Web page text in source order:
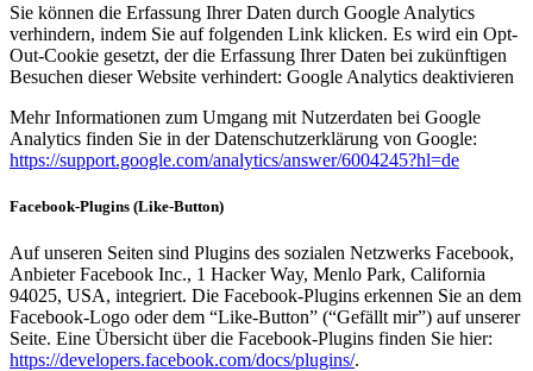
Sie können die Erfassung Ihrer Daten durch Google Analytics
verhindern, indem Sie auf folgenden Link klicken. Es wird ein Opt-
Out-Cookie gesetzt, der die Erfassung Ihrer Daten bei zukünftigen
Besuchen dieser Website verhindert: Google Analytics deaktivieren
Mehr Informationen zum Umgang mit Nutzerdaten bei Google
Analytics finden Sie in der Datenschutzerklärung von Google:
https://support.google.com/analytics/answer/6004245?hl=de
Facebook-Plugins (Like-Button)
Auf unseren Seiten sind Plugins des sozialen Netzwerks Facebook,
Anbieter Facebook Inc., 1 Hacker Way, Menlo Park, California
94025, USA, integriert. Die Facebook-Plugins erkennen Sie an dem
Facebook-Logo oder dem “Like-Button” (“Gefällt mir”) auf unserer
Seite. Eine Übersicht über die Facebook-Plugins finden Sie hier:
https://developers.facebook.com/docs/plugins/.